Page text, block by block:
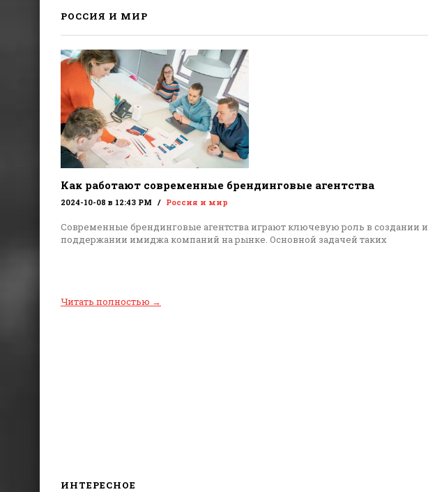
РОССИЯ И МИР
Как работают современные брендинговые агентства
2024-10-08 в 12:43 PM Россия и мир
Современные брендинговые агентства играют ключевую роль в создании и
поддержании имиджа компаний на рынке. Основной задачей таких
Читать полностью →
ИНТЕРЕСНОЕ